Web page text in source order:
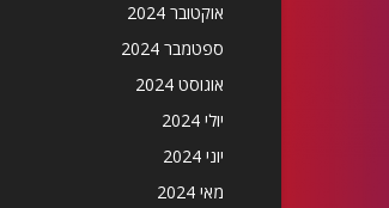
אוקטובר 2024
ספטמבר 2024
אוגוסט 2024
יולי 2024
יוני 2024
מאי 2024